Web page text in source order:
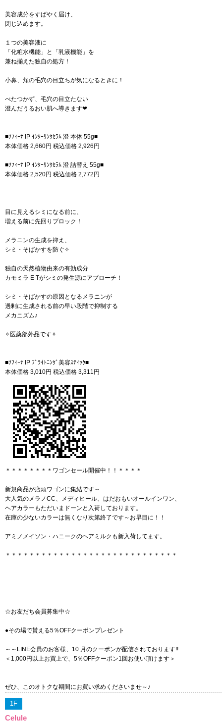
美容成分をすばやく届け、
閉じ込めます。
１つの美容液に
「化粧水機能」と「乳液機能」を
兼ね揃えた独自の処方！
小鼻、頬の毛穴の目立ちが気になるときに！
べたつかず、毛穴の目立たない
澄んだうるおい肌へ導きます❤
■ｿﾌｨｰﾅ IP ｲﾝﾀｰﾘﾝｸｾﾗﾑ 澄 本体 55g■
本体価格 2,660円 税込価格 2,926円
■ｿﾌｨｰﾅ IP ｲﾝﾀｰﾘﾝｸｾﾗﾑ 澄 詰替え 55g■
本体価格 2,520円 税込価格 2,772円
目に見えるシミになる前に、
増える前に先回りブロック！
メラニンの生成を抑え、
シミ・そばかすを防ぐ✧
独自の天然植物由来の有効成分
カモミラ E Tがシミの発生源にアプローチ！
シミ・そばかすの原因となるメラニンが
過剰に生成される前の早い段階で抑制する
メカニズム♪
✧医薬部外品です✧
■ｿﾌｨｰﾅ IP ﾌﾞﾗｲﾄﾆﾝｸﾞ美容ｽﾃｨｯｸ■
本体価格 3,010円 税込価格 3,311円
＊＊＊＊＊＊＊＊ワゴンセール開催中！！＊＊＊＊
新規商品が店頭ワゴンに集結です～
大人気のメラノCC、メディヒール、はだおもいオールインワン、
ヘアカラーもただいまドーンと入荷しております。
在庫の少ないカラーは無くなり次第終了です～お早目に！！
アミノメイソン・ハニークのヘアミルクも新入荷してます。
＊＊＊＊＊＊＊＊＊＊＊＊＊＊＊＊＊＊＊＊＊＊＊＊＊＊＊＊＊
☆お友だち会員募集中☆
●その場で貰える5％OFFクーポンプレゼント
～～LINE会員のお客様、10 月のクーポンが配信されております!!
＜1,000円以上お買上で、5％OFFクーポン1回お使い頂けます＞
ぜひ、このオトクな期間にお買い求めくださいませ～♪
1F
Celule